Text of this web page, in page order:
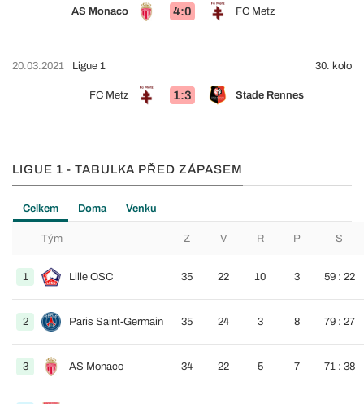
AS Monaco 4:0 FC Metz
20.03.2021
FC Metz 1:3 Stade Rennes
Ligue 1 30. kolo
LIGUE 1 - TABULKA PŘED ZÁPASEM
Celkem Doma Venku
Tým Z V R P S
1 Lille OSC 35 22 10 3 59 : 22
2 Paris Saint-Germain 35 24 3 8 79 : 27
3 AS Monaco 34 22 5 7 71 : 38